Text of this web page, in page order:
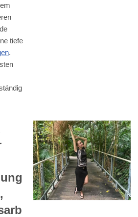
tiefe
.